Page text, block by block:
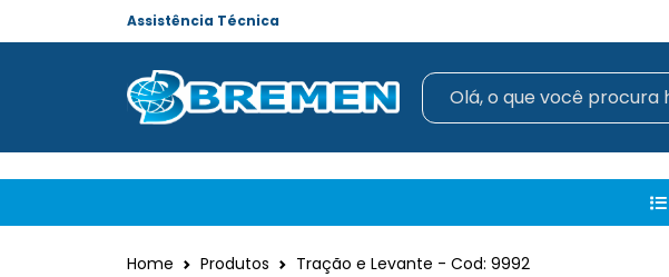
Assistência Técnica
Home Produtos Tração e Levante - Cod: 9992